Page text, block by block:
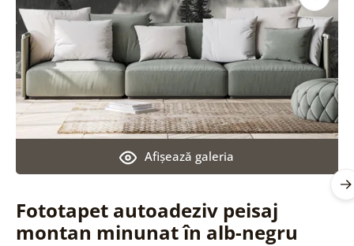
Fototapet autoadeziv peisaj
montan minunat în alb-negru
Afişează galeria